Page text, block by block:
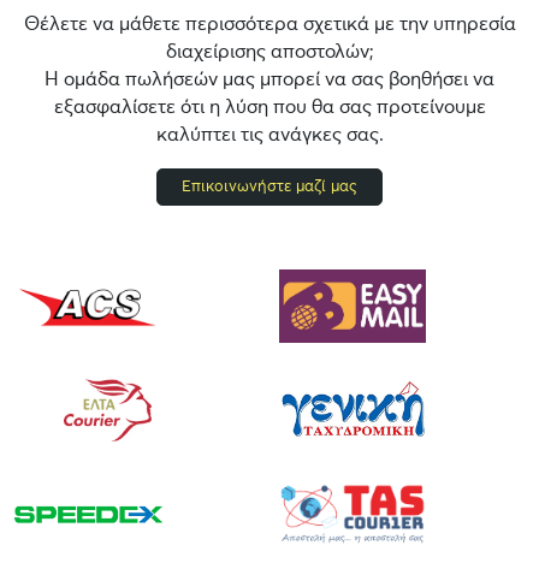
Θέλετε να μάθετε περισσότερα σχετικά με την υπηρεσία
διαχείρισης αποστολών;
Η ομάδα πωλήσεών μας μπορεί να σας βοηθήσει να
εξασφαλίσετε ότι η λύση που θα σας προτείνουμε
καλύπτει τις ανάγκες σας.
Επικοινωνήστε μαζί μας